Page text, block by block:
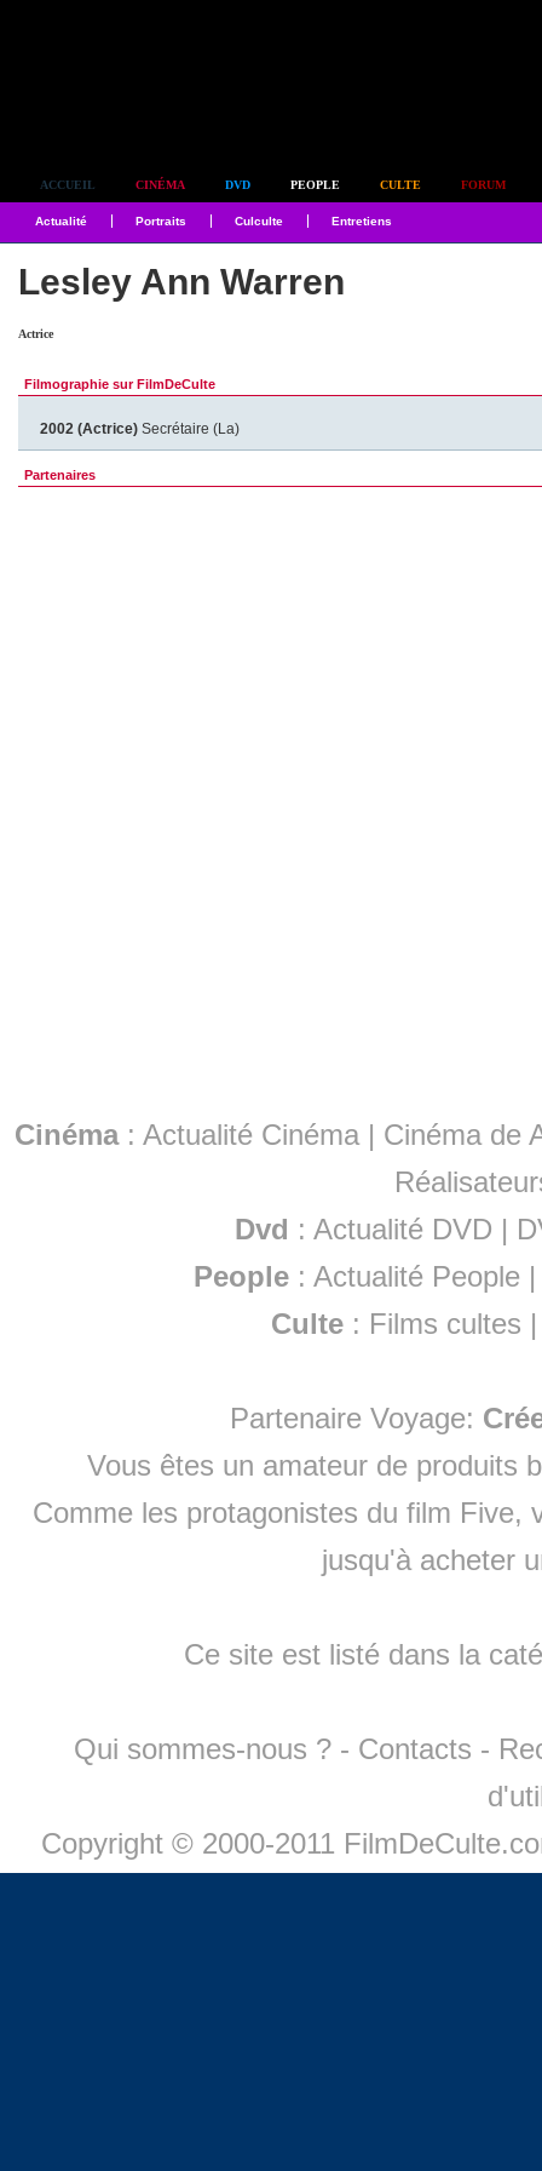
ACCUEIL CINÉMA DVD PEOPLE CULTE FORUM
Actualité Portraits Culculte Entretiens
Lesley Ann Warren
Actrice
Filmographie sur FilmDeCulte
2002 (Actrice) Secrétaire (La)
Partenaires
Cinéma: Actualité Cinéma | Cinéma de
Dvd : Actualité DVD |
People :Actualité People
Culte : Films cultes
Partenaire Voyage:
Vous êtes un amateur de produits
Comme les protagonistes du film Five,
jusqu'à acheter
Ce site est listé dans la
Qui sommes-nous ? - Contacts -
Copyright © 2000-2011